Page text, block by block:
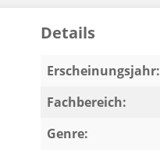
Details
Erscheinungsjahr:
Fachbereich:
Genre: